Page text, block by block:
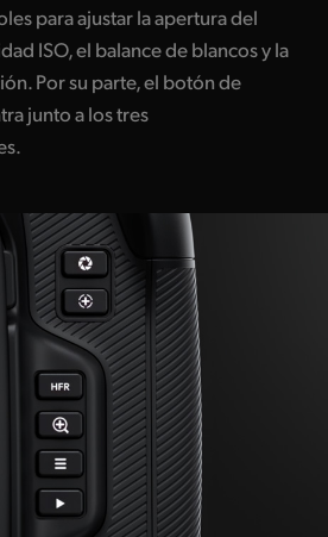
para ajustar la apertura del
ISO, el balance de blancos y la
Por su parte, el botón de
junto a los tres